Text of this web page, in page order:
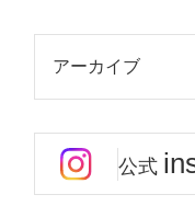
アーカイブ
公式